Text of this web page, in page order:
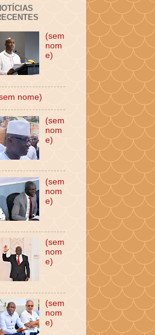
(sem
nom
e)
nome)
(sem
nom
e)
(sem
nom
e)
(sem
nom
e)
(sem
nom
e)